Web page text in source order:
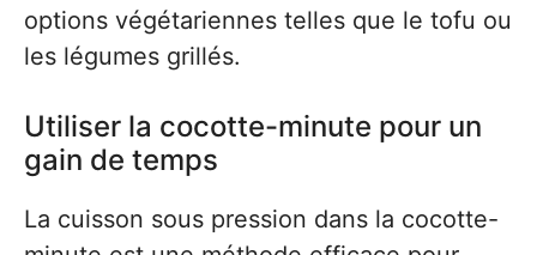
options végétariennes telles que le tofu ou
les légumes grillés.
Utiliser la cocotte-minute pour un
gain de temps
La cuisson sous pression dans la cocotte-